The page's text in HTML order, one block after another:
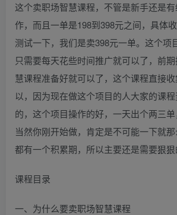
这个卖职场智慧课程，不管是新手还是
作，而且一单是198到398元之间，具体
测试一下，我们是卖398元一单。这个项
只需要每天花些时间推广就可以了，前
慧课程准备好就可以了，这个课程直接
以，因为现在做这个项目的人大家的课
的，这个项目操作的好，一天出个两三单
当然你刚开始做，肯定是不可能一下就
都有一个积累期，所以主要还是需要狠狠
课程目录
一、为什么要卖职场智慧课程